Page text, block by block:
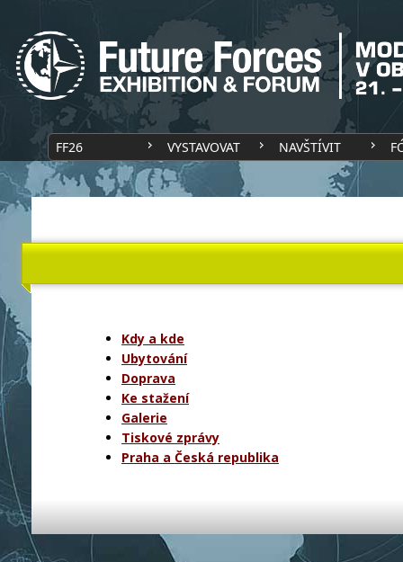
FF26 VYSTAVOVAT NAVŠTÍVIT
Kdy a kde
Ubytování
Doprava
Ke stažení
Galerie
Tiskové zprávy
Praha a Česká republika